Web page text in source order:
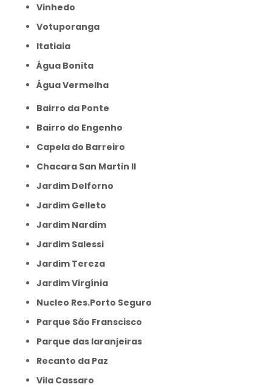
Vinhedo
Votuporanga
itatiaia
Água Bonita
Água Vermelha
Bairro da Ponte
Bairro do Engenho
Capela do Barreiro
Chacara San Martin II
Jardim Delforno
Jardim Gelleto
Jardim Nardim
Jardim Salessi
Jardim Tereza
Jardim Virgínia
Nucleo Res.Porto Seguro
Parque São Franscisco
Parque das laranjeiras
Recanto da Paz
Vila Cassaro